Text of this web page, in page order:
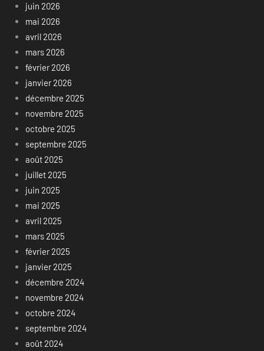
juin 2026
mai 2026
avril 2026
mars 2026
février 2026
janvier 2026
décembre 2025
novembre 2025
octobre 2025
septembre 2025
août 2025
juillet 2025
juin 2025
mai 2025
avril 2025
mars 2025
février 2025
janvier 2025
décembre 2024
novembre 2024
octobre 2024
septembre 2024
août 2024